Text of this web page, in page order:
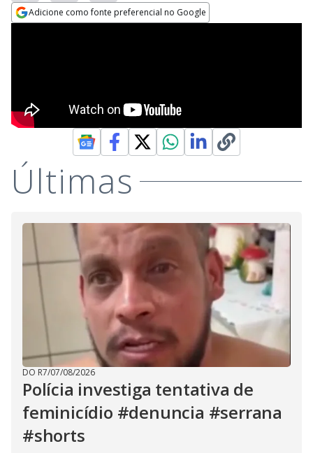
Adicione como fonte preferencial no Google
Últimas
DO R7/07/08/2026
Polícia investiga tentativa de
feminicídio #denuncia #serrana
#shorts